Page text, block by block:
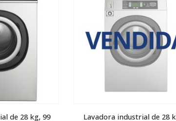
de 28 kg, 99
Lavadora industrial de 28